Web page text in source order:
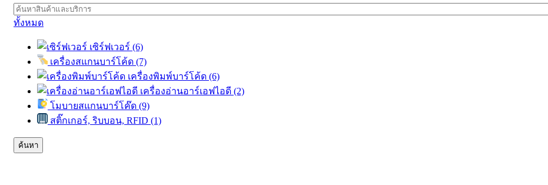
ทั้งหมด
เซิร์ฟเวอร์ (6)
เครื่องสแกนบาร์โค้ด (7)
เครื่องพิมพ์บาร์โค้ด (6)
เครื่องอ่านอาร์เอฟไอดี (2)
โมบายสแกนบาร์โค๊ด (9)
สติ๊กเกอร์, ริบบอน, RFID (1)
ค้นหา